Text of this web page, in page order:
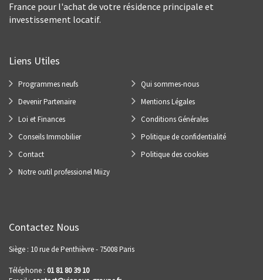
France pour l'achat de votre résidence principale et
investissement locatif.
Liens Utiles
Programmes neufs
Devenir Partenaire
Loi et Finances
Conseils Immobilier
Contact
Notre outil professionel Miizy
Qui sommes-nous
Mentions Légales
Conditions Générales
Politique de confidentialité
Politique des cookies
Contactez Nous
Siège : 10 rue de Penthièvre - 75008 Paris
Téléphone : 01 81 80 39 10